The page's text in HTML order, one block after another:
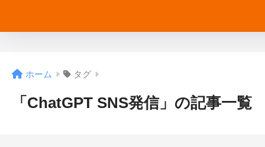
ホーム タグ
「ChatGPT SNS発信」の記事一覧